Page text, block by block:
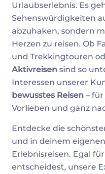
Urlaubserlebnis. Es
Sehenswürdigkeiten
abzuhaken, sondern
Herzen zu reisen. Ob
und Trekkingtouren
Aktivreisen sind so
Interessen unserer
bewusstes Reisen –
Vorlieben und ganz
Entdecke die
und in deinem
Erlebnisreisen. Egal
entscheidest, unsere